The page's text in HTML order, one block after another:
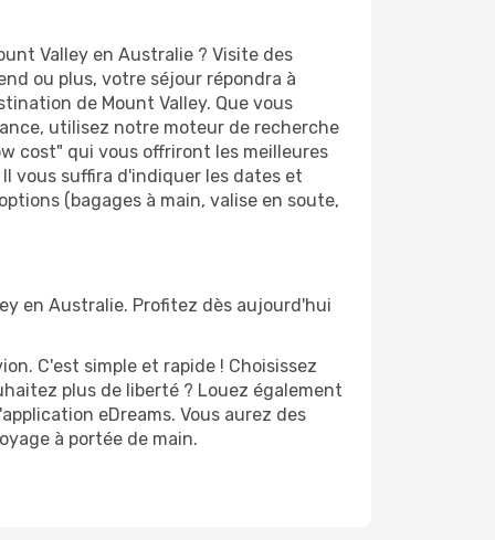
Valley en Australie ? Visite des
ou plus, votre séjour répondra à
de Mount Valley. Que vous
utilisez notre moteur de recherche
cost" qui vous offriront les meilleures
vous suffira d'indiquer les dates et
(bagages à main, valise en soute,
en Australie. Profitez dès aujourd'hui
C'est simple et rapide ! Choisissez
plus de liberté ? Louez également
eDreams. Vous aurez des
à portée de main.